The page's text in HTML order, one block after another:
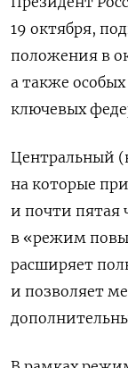
19 октября,
положения в
а также
ключевых
Центральный
на которые
и почти пятая
в «режим
расширяет
и позволяет